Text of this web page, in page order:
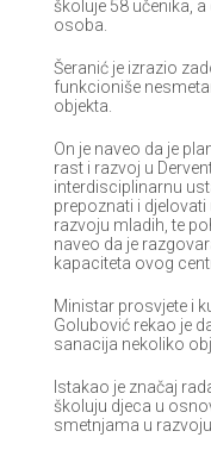
školuje 58 učenika,
osoba.
Šeranić je izrazio
funkcioniše
objekta.
On je naveo da je
rast i razvoj u
interdisciplinarnu
prepoznati i
razvoju mladih, te
naveo da je
kapaciteta ovog
Ministar prosvjete i
Golubović rekao je
sanacija nekoliko
Istakao je značaj
školuju djeca u
smetnjama u